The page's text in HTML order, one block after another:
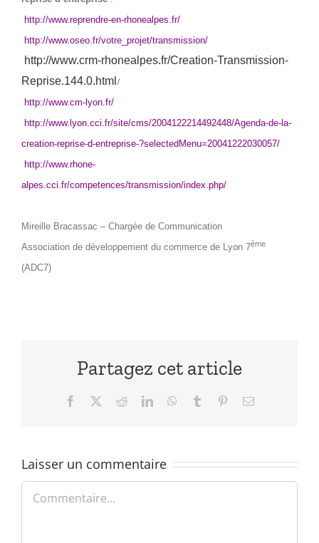
http://www.reprendre-en-rhonealpes.fr/
http://www.oseo.fr/votre_projet/transmission/
http://www.crm-rhonealpes.fr/Creation-Transmission-
Reprise.144.0.html /
http://www.cm-lyon.fr/
http://www.lyon.cci.fr/site/cms/2004122214492448/Agenda-de-la-
creation-reprise-d-entreprise-?selectedMenu=20041222030057/
http://www.rhone-
alpes.cci.fr/competences/transmission/index.php/
Mireille Bracassac – Chargée de Communication
Association de développement du commerce de Lyon 7ème
(ADC7)
Partagez cet article
Facebook RedditLinkedInWhatsApp
Tumblr PinterestEmail
Laisser un commentaire
Commentaire